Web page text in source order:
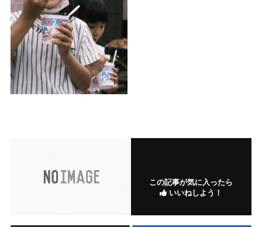
この記事が気に入ったら
いいねしよう！